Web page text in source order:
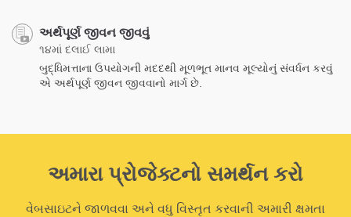
અર્થપૂર્ણ જીવન જીવવું
૧૪માં દલાઈ લામા
બુદ્ધિમત્તાના ઉપયોગની મદદથી મૂળભૂત માનવ મૂલ્યોનું સંવર્ધન કરવું
એ અર્થપૂર્ણ જીવન જીવવાનો માર્ગ છે.
અમારા પ્રોજેક્ટનો સમર્થન કરો
વેબસાઇટને જાળવવા અને વધુ વિસ્તૃત કરવાની અમારી ક્ષમતા